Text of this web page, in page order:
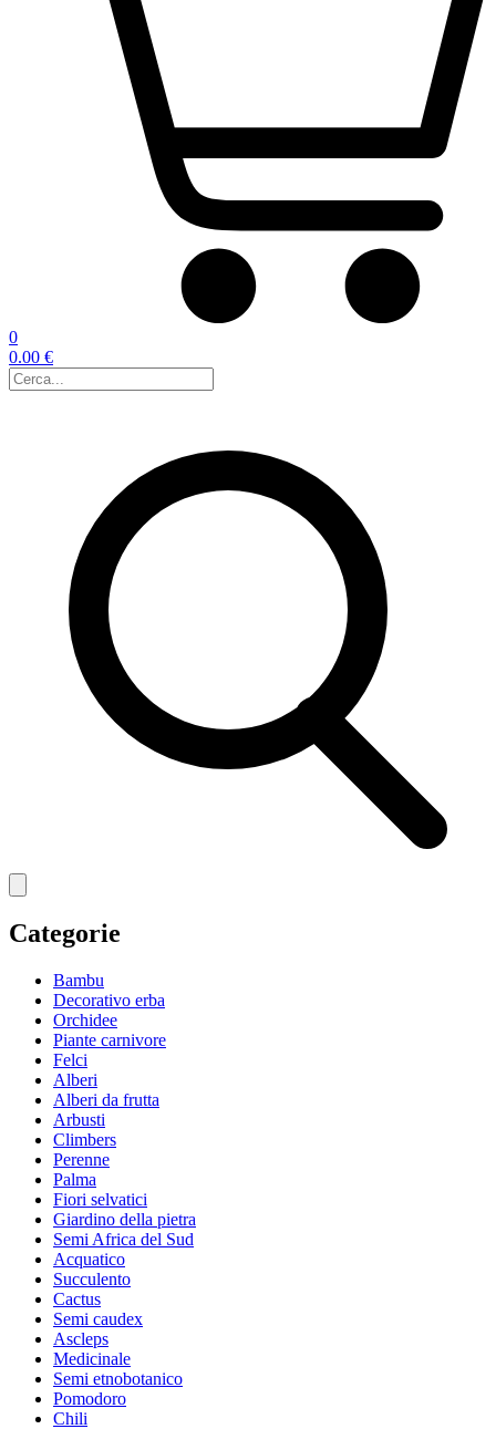
0
0.00 €
Categorie
Bambu
Decorativo erba
Orchidee
Piante carnivore
Felci
Alberi
Alberi da frutta
Arbusti
Climbers
Perenne
Palma
Fiori selvatici
Giardino della pietra
Semi Africa del Sud
Acquatico
Succulento
Cactus
Semi caudex
Ascleps
Medicinale
Semi etnobotanico
Pomodoro
Chili